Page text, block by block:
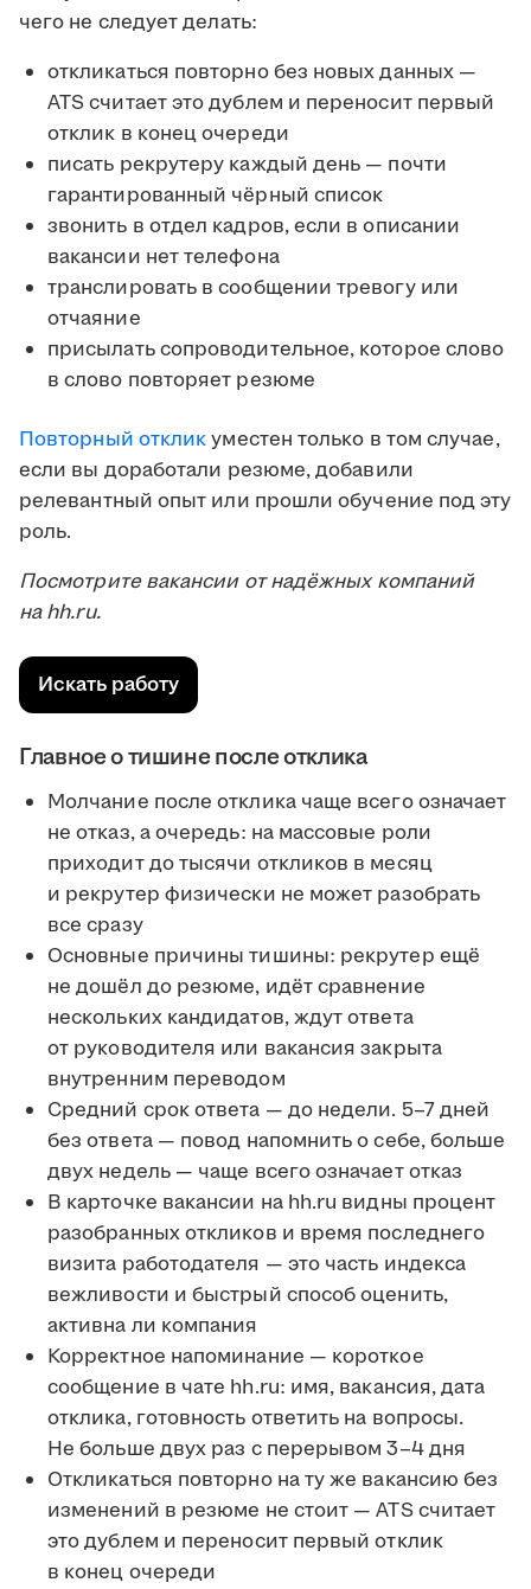
чего не следует делать:
откликаться повторно без новых данных —
ATS считает это дублем и переносит первый
отклик в конец очереди
писать рекрутеру каждый день — почти
гарантированный чёрный список
звонить в отдел кадров, если в описании
вакансии нет телефона
транслировать в сообщении тревогу или
отчаяние
присылать сопроводительное, которое слово
в слово повторяет резюме
Повторный откликуместен только в том случае,
если вы доработали резюме, добавили
релевантный опыт или прошли обучение под эту
роль.
Посмотрите вакансии от надёжных компаний
на hh.ru.
Искать работу
Главное о тишине после отклика
Молчание после отклика чаще всего означает
не отказ, а очередь: на массовые роли
приходит до тысячи откликов в месяц
и рекрутер физически не может разобрать
все сразу
Основные причины тишины: рекрутер ещё
не дошёл до резюме, идёт сравнение
нескольких кандидатов, ждут ответа
от руководителя или вакансия закрыта
внутренним переводом
Средний срок ответа — до недели. 5–7 дней
без ответа — повод напомнить о себе, больше
двух недель — чаще всего означает отказ
В карточке вакансии на hh.ru видны процент
разобранных откликов и время последнего
визита работодателя — это часть индекса
вежливости и быстрый способ оценить,
активна ли компания
Корректное напоминание — короткое
сообщение в чате hh.ru: имя, вакансия, дата
отклика, готовность ответить на вопросы.
Не больше двух раз с перерывом 3–4 дня
Откликаться повторно на ту же вакансию без
изменений в резюме не стоит — ATS считает
это дублем и переносит первый отклик
в конец очереди